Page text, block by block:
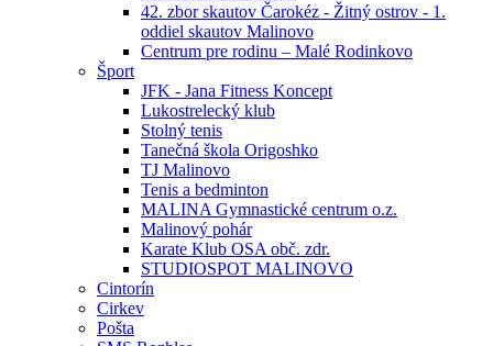
42. zbor skautov Čarokéz - Žitný ostrov - 1.
oddiel skautov Malinovo
Centrum pre rodinu – Malé Rodinkovo
Šport
JFK - Jana Fitness Koncept
Lukostrelecký klub
Stolný tenis
Tanečná škola Origoshko
TJ Malinovo
Tenis a bedminton
MALINA Gymnastické centrum o.z.
Malinový pohár
Karate Klub OSA obč. zdr.
STUDIOSPOT MALINOVO
Cintorín
Cirkev
Pošta